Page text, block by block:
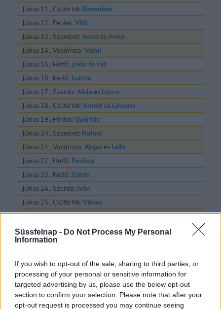
Süssfelnap - Do Not Process My Personal
Information
If you wish to opt-out of the sale, sharing to third parties, or
processing of your personal or sensitive information for
targeted advertising by us, please use the below opt-out
section to confirm your selection. Please note that after your
opt-out request is processed you may continue seeing
Június 11., Csütörtök: Barnabás
Június 12., Péntek: Villõ
Június 13., Szombat: Anett ésAntal
Június 14., Vasárnap: Vazul
Június 15., Hétfő: Jolán ésVid
Június 16., Kedd: Jusztin
Június 17., Szerda: Alida és Laura
Június 18., Csütörtök: Arnold és Levente
Június 19., Péntek: Gyárfás
Június 20., Szombat: Rafael
Június 21., Vasárnap: Alajos és Leila
Június 22., Hétfő: Paulina
Június 23., Kedd: Zoltán
Június 24., Szerda: Iván
Június 25., Csütörtök: Vilmos
Június 26., Péntek:JánosésPál
Június 27., Szombat:László
Június 28., Vasárnap:
Június 30., Kedd: